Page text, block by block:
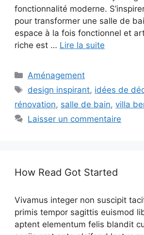
fonctionnalité moderne.
pour transformer une salle de
espace à la fois fonctionnel et
riche est … Lire la suite
Catégories
Aménagement
Étiquettes
design inspirant, idées de
rénovation, salle de bain, villa
Laisser un commentaire
How Read Got Started
Vivamus integer non suscipit
primis tempor sagittis euismod
aptent elementum felis blandit